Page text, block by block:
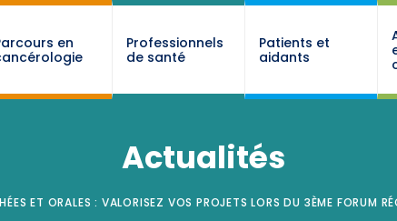
en
Professionnels
de santé
Patients et
aidants
Actualités
ET ORALES : VALORISEZ VOS PROJETS LORS DU 3ÈME FORUM